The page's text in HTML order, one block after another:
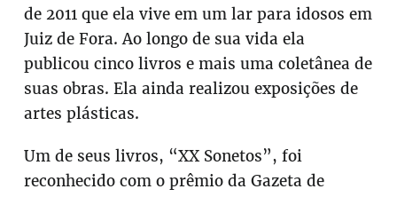
de 2011 que ela vive em um lar para idosos em
Juiz de Fora. Ao longo de sua vida ela
publicou cinco livros e mais uma coletânea de
suas obras. Ela ainda realizou exposições de
artes plásticas.
Um de seus livros, “XX Sonetos”, foi
reconhecido com o prêmio da Gazeta de